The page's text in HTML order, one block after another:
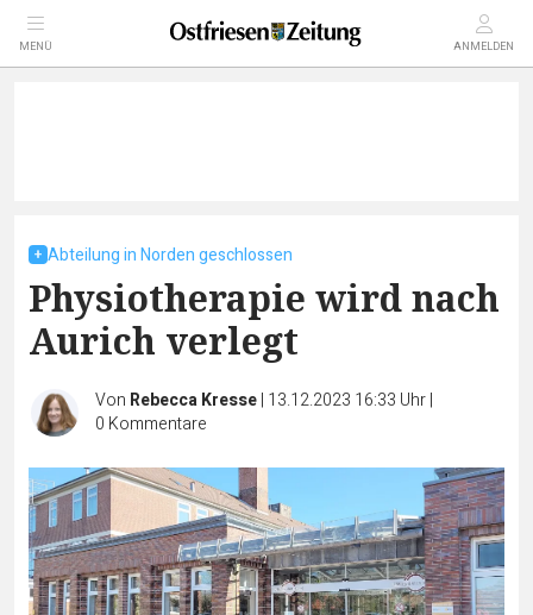
MENÜ ANMELDEN
Abteilung in Norden geschlossen
Physiotherapie wird nach
Aurich verlegt
Von Rebecca Kresse| 13.12.2023 16:33 Uhr|
0 Kommentare